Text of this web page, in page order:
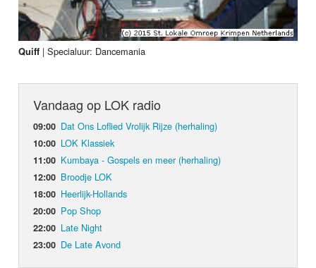
Quiff |Specialuur: Dancemania
Vandaag op LOK radio
09:00 Dat Ons Loflied Vrolijk Rijze (herhaling)
10:00 LOK Klassiek
11:00 Kumbaya - Gospels en meer (herhaling)
12:00 Broodje LOK
18:00 Heerlijk-Hollands
20:00 Pop Shop
22:00 Late Night
23:00 De Late Avond